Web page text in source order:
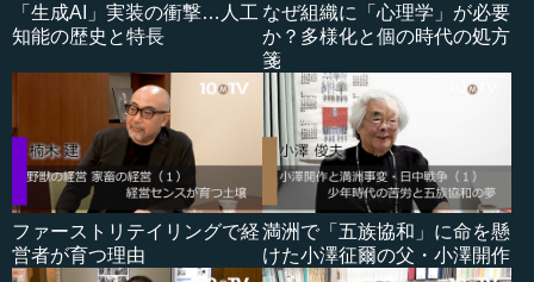
「生成AI」実装の衝撃…人工
知能の歴史と特長
なぜ組織に「心理学」が必要
か？多様化と個の時代の処方
箋
ファーストリテイリングで経
営者が育つ理由
満洲で「五族協和」に命を懸
けた小澤征爾の父・小澤開作